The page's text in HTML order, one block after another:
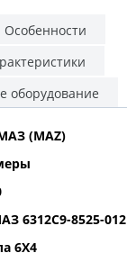
Особенности
оборудование
(MAZ)
6312C9-8525-012
6Х4